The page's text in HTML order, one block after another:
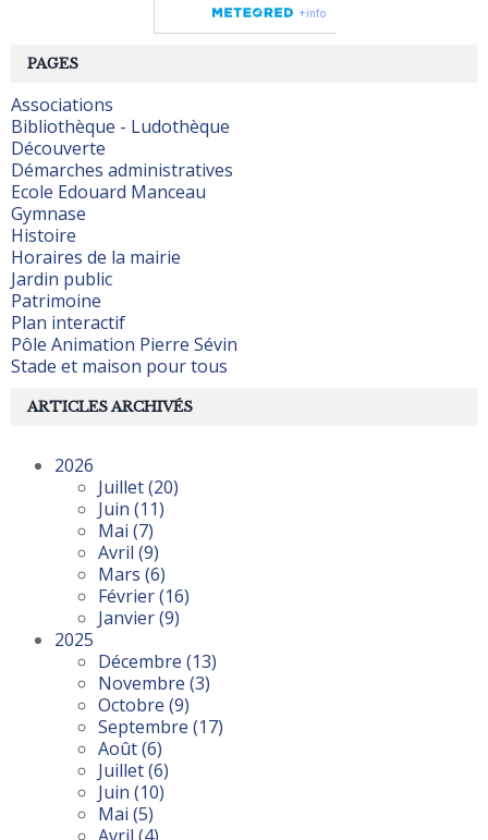
PAGES
Associations
Bibliothèque - Ludothèque
Découverte
Démarches administratives
Ecole Edouard Manceau
Gymnase
Histoire
Horaires de la mairie
Jardin public
Patrimoine
Plan interactif
Pôle Animation Pierre Sévin
Stade et maison pour tous
ARTICLES ARCHIVÉS
2026
Juillet(20)
Juin (11)
Mai (7)
Avril (9)
Mars (6)
Février(16)
Janvier(9)
2025
Décembre (13)
Novembre (3)
Octobre (9)
Septembre (17)
Août(6)
Juillet(6)
Juin (10)
Mai (5)